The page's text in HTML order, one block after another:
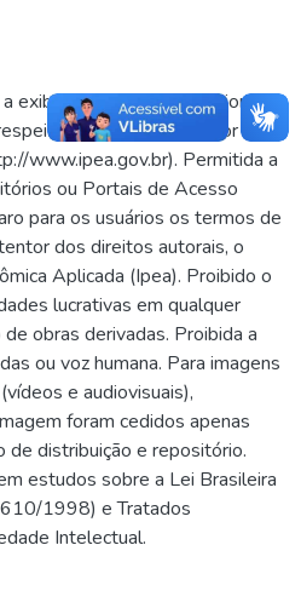
exibição para uso educacional
o crédito ao autor
www.ipea.gov.br). Permitida a
ou Portais de Acesso
para os usuários os termos de
dos direitos autorais, o
Aplicada (Ipea). Proibido o
lucrativas em qualquer
obras derivadas. Proibida a
ou voz humana. Para imagens
e audiovisuais),
foram cedidos apenas
de distribuição e repositório.
estudos sobre a Lei Brasileira
1998) e Tratados
Intelectual.